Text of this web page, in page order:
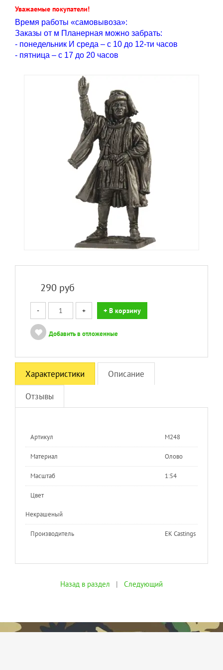
Уважаемые покупатели!
Время работы «самовывоза»:
Заказы от м Планерная можно забрать:
- понедельник И среда – с 10 до 12-ти часов
- пятница – с 17 до 20 часов
290 руб
- + + В корзину
Добавить в отложенные
Характеристики Описание
Отзывы
Артикул M248
Материал Олово
Масштаб 1:54
Цвет
Некрашеный
Производитель EK Castings
Назад в раздел | Следующий